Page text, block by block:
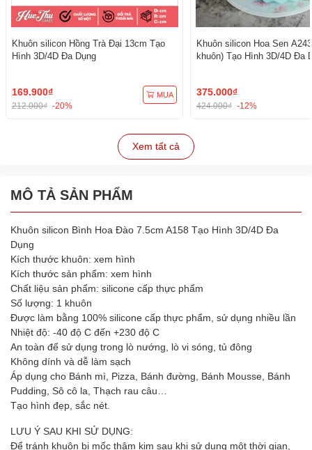
Khuôn silicon Hồng Trà Đại 13cm Tạo
Hình 3D/4D Đa Dụng
169.900₫
212.000₫ -20%
MUA
Khuôn silicon Hoa Sen
khuôn) Tạo Hình 3D/4D Đa
375.000₫
424.000₫ -12%
Xem tất cả
MÔ TẢ SẢN PHẨM
Khuôn silicon Bình Hoa Đào 7.5cm A158 Tạo Hình 3D/4D Đa
Dụng
Kích thước khuôn: xem hình
Kích thước sản phẩm: xem hình
Chất liệu sản phẩm: silicone cấp thực phẩm
Số lượng: 1 khuôn
Được làm bằng 100% silicone cấp thực phẩm, sử dụng nhiều lần
Nhiệt độ: -40 độ C đến +230 độ C
An toàn để sử dụng trong lò nướng, lò vi sóng, tủ đông
Không dính và dễ làm sạch
Áp dụng cho Bánh mì, Pizza, Bánh đường, Bánh Mousse, Bánh
Pudding, Sô cô la, Thạch rau câu…
Tạo hình đẹp, sắc nét.
LƯU Ý SAU KHI SỬ DỤNG:
Để tránh khuôn bị mốc thâm kim sau khi sử dụng một thời gian,